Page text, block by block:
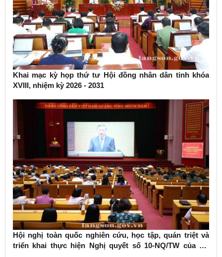
Khai mạc kỳ họp thứ tư Hội đồng nhân dân tỉnh khóa
XVIII, nhiệm kỳ 2026 - 2031
Hội nghị toàn quốc nghiên cứu, học tập, quán triệt và
triển khai thực hiện Nghị quyết số 10-NQ/TW của Bộ